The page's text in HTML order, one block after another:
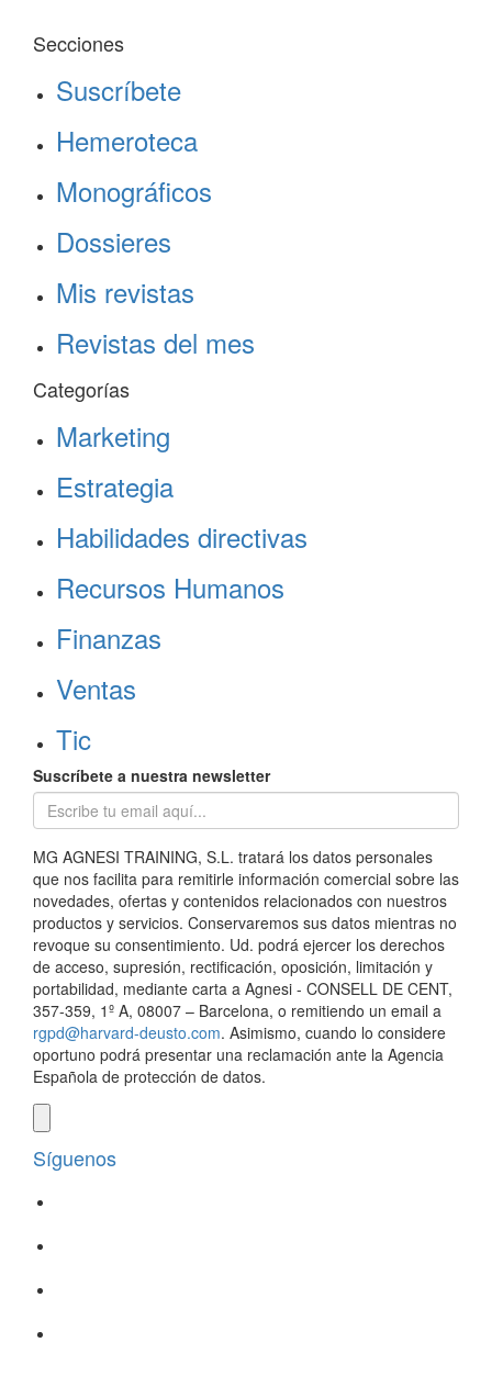
Secciones
Suscríbete
Hemeroteca
Monográficos
Dossieres
Mis revistas
Revistas del mes
Categorías
Marketing
Estrategia
Habilidades directivas
Recursos Humanos
Finanzas
Ventas
Tic
Suscríbete a nuestra newsletter
MG AGNESI TRAINING, S.L. tratará los datos personales
que nos facilita para remitirle información comercial sobre las
novedades, ofertas y contenidos relacionados con nuestros
productos y servicios. Conservaremos sus datos mientras no
revoque su consentimiento. Ud. podrá ejercer los derechos
de acceso, supresión, rectificación, oposición, limitación y
portabilidad, mediante carta a Agnesi - CONSELL DE CENT,
357-359, 1º A, 08007 – Barcelona, o remitiendo un email a
rgpd@harvard-deusto.com. Asimismo, cuando lo considere
oportuno podrá presentar una reclamación ante la Agencia
Española de protección de datos.
Síguenos